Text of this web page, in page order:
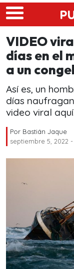
Skip to main
VIDEO
días en el
a un
Así es, un
días
video viral
Por Bastián Jaque
septiembre 5, 2022